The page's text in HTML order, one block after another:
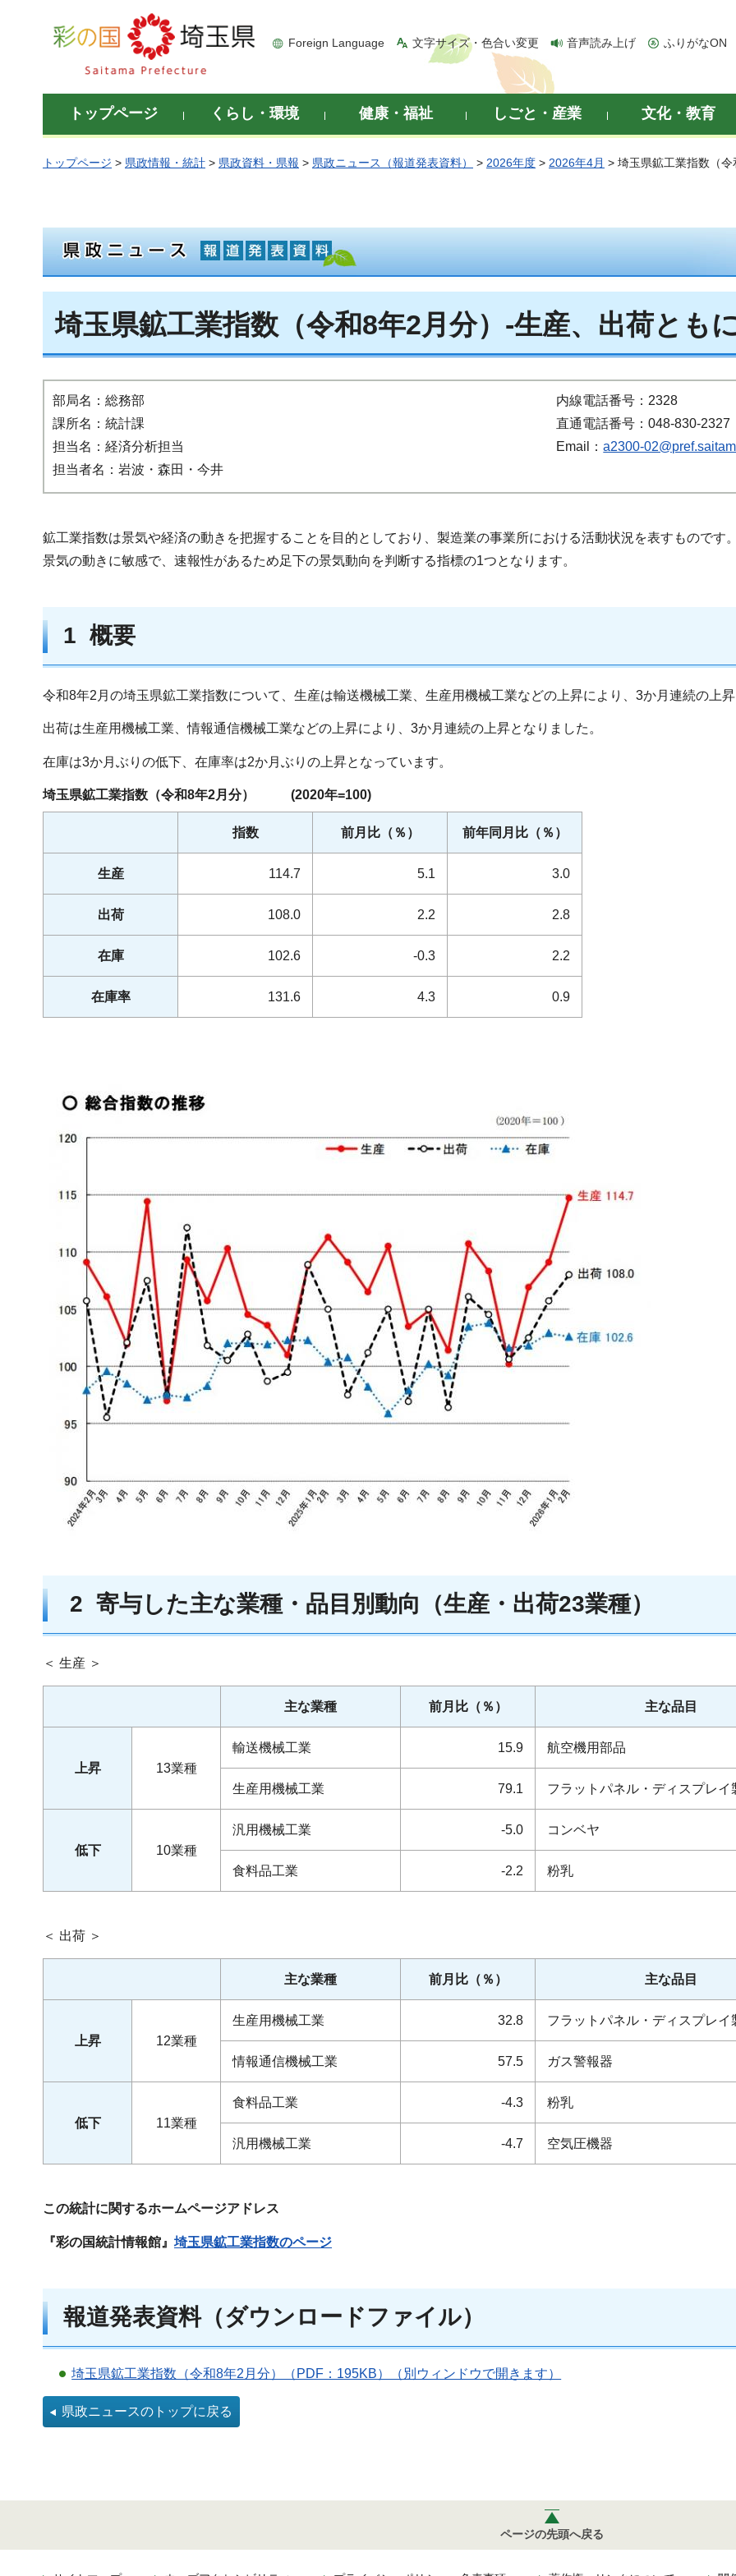
彩の国 埼玉県
Foreign Language 文字サイズ・色合い変更 音声読み上げ ふりがなON
トップページ くらし・環境 健康・福祉 しごと・産業 文化・教育
トップページ > 県政情報・統計 > 県政資料・県報 > 県政ニュース（報道発表資料） > 2026年度 > 2026年4月 > 埼玉県鉱工業指数（
埼玉県鉱工業指数（令和8年2月分）-生産、出荷とも
部局名：総務部
課所名：統計課
担当名：経済分析担当
担当者名：岩波・森田・今井
内線電話番号：2328
直通電話番号：048-830-2327
Email：a2300-
鉱工業指数は景気や経済の動きを把握することを目的としており、製造業の事業所における活動状況を表すものです
景気の動きに敏感で、速報性があるため足下の景気動向を判断する指標の1つとなります。
1 概要
令和8年2月の埼玉県鉱工業指数について、生産は輸送機械工業、生産用機械工業などの上昇により、3か月連続の上
出荷は生産用機械工業、情報通信機械工業などの上昇により、3か月連続の上昇となりました。
在庫は3か月ぶりの低下、在庫率は2か月ぶりの上昇となっています。
埼玉県鉱工業指数（令和8年2月分） (2020年=100)
指数 前月比（％） 前年同月比（％）
生産 114.7 5.1 3.0
出荷 108.0 2.2 2.8
在庫 102.6 -0.3 2.2
在庫率 131.6 4.3 0.9
2 寄与した主な業種・品目別動向 （生産・出荷23業種）
＜ 生産 ＞
主な業種 前月比（％） 主な品目
上昇 13業種
輸送機械工業 15.9 航空機用部品
生産用機械工業 79.1 フラットパネル・ディスプレイ
低下 10業種
汎用機械工業 -5.0 コンベヤ
食料品工業 -2.2 粉乳
＜ 出荷 ＞
主な業種 前月比（％） 主な品目
上昇 12業種
生産用機械工業 32.8 フラットパネル・ディスプレイ
情報通信機械工業 57.5 ガス警報器
低下 11業種
食料品工業 -4.3 粉乳
汎用機械工業 -4.7 空気圧機器
この統計に関するホームページアドレス
『彩の国統計情報館』 埼玉県鉱工業指数のページ
報道発表資料（ダウンロードファイル）
埼玉県鉱工業指数（令和8年2月分）（PDF：195KB）（別ウィンドウで開きます）
県政ニュースのトップに戻る
ページの先頭へ戻る